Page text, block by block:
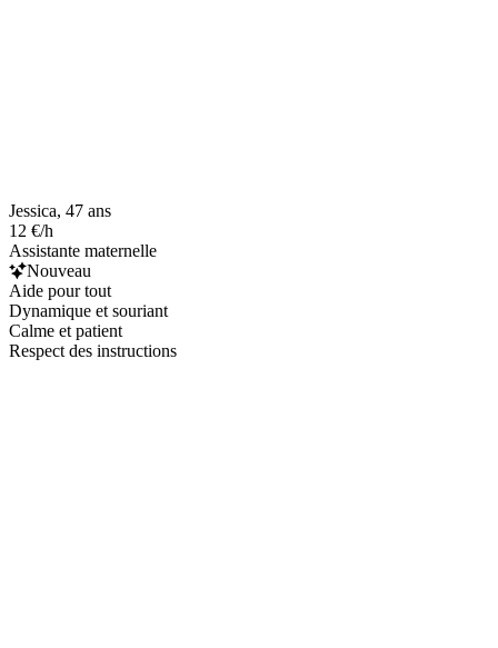
Jessica, 47 ans
12 €/h
Assistante maternelle
Nouveau
Aide pour tout
Dynamique et souriant
Calme et patient
Respect des instructions